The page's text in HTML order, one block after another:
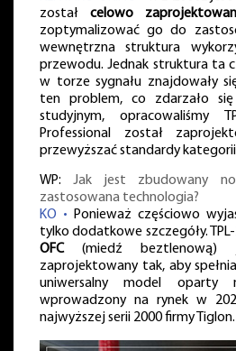
zostałcelowo
zoptymalizować go do
wewnętrzna struktura
przewodu. Jednak struktura ta
w torze sygnału znajdowały
ten problem, co zdarzało
studyjnym, opracowaliśmy
Professional został
przewyższać standardy kategorii
WP:Jak jest zbudowany
zastosowana technologia?
KO • Ponieważ częściowo
tylko dodatkowe szczegóły.
OFC(miedź beztlenową)
zaprojektowany tak, aby
uniwersalny model oparty
wprowadzony na rynek w
najwyższej serii 2000 firmy Tiglon.